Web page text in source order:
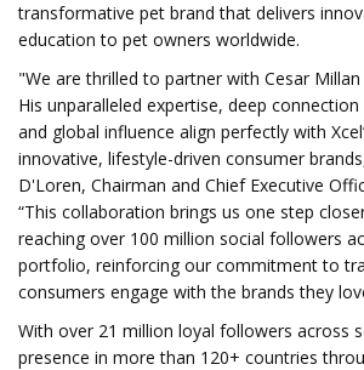
transformative pet brand that delivers
education to pet owners worldwide.
"We are thrilled to partner with Cesar
His unparalleled expertise, deep
and global influence align perfectly with
innovative, lifestyle-driven consumer
D'Loren, Chairman and Chief Executive
“This collaboration brings us one step
reaching over 100 million social followers
portfolio, reinforcing our commitment to
consumers engage with the brands they
With over 21 million loyal followers across
presence in more than 120+ countries